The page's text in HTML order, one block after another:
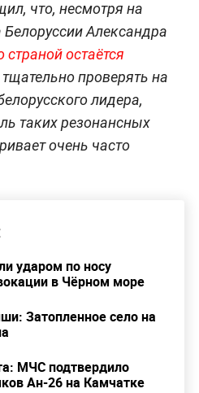
что, несмотря на
Александра
страной остаётся
проверять на
лидера,
таких резонансных
очень часто
ударом по носу
в Чёрном море
Затопленное село на
МЧС подтвердило
Ан-26 на Камчатке